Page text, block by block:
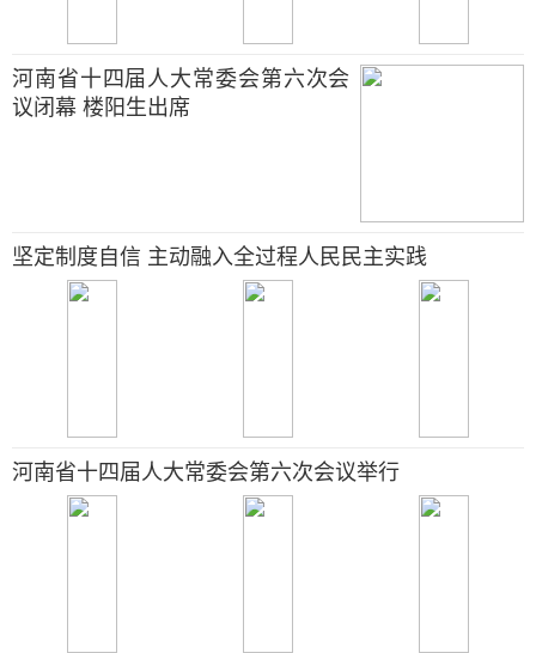
河南省十四届人大常委会第六次会
议闭幕 楼阳生出席
坚定制度自信 主动融入全过程人民民主实践
河南省十四届人大常委会第六次会议举行